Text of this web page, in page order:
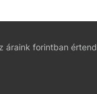
áraink forintban